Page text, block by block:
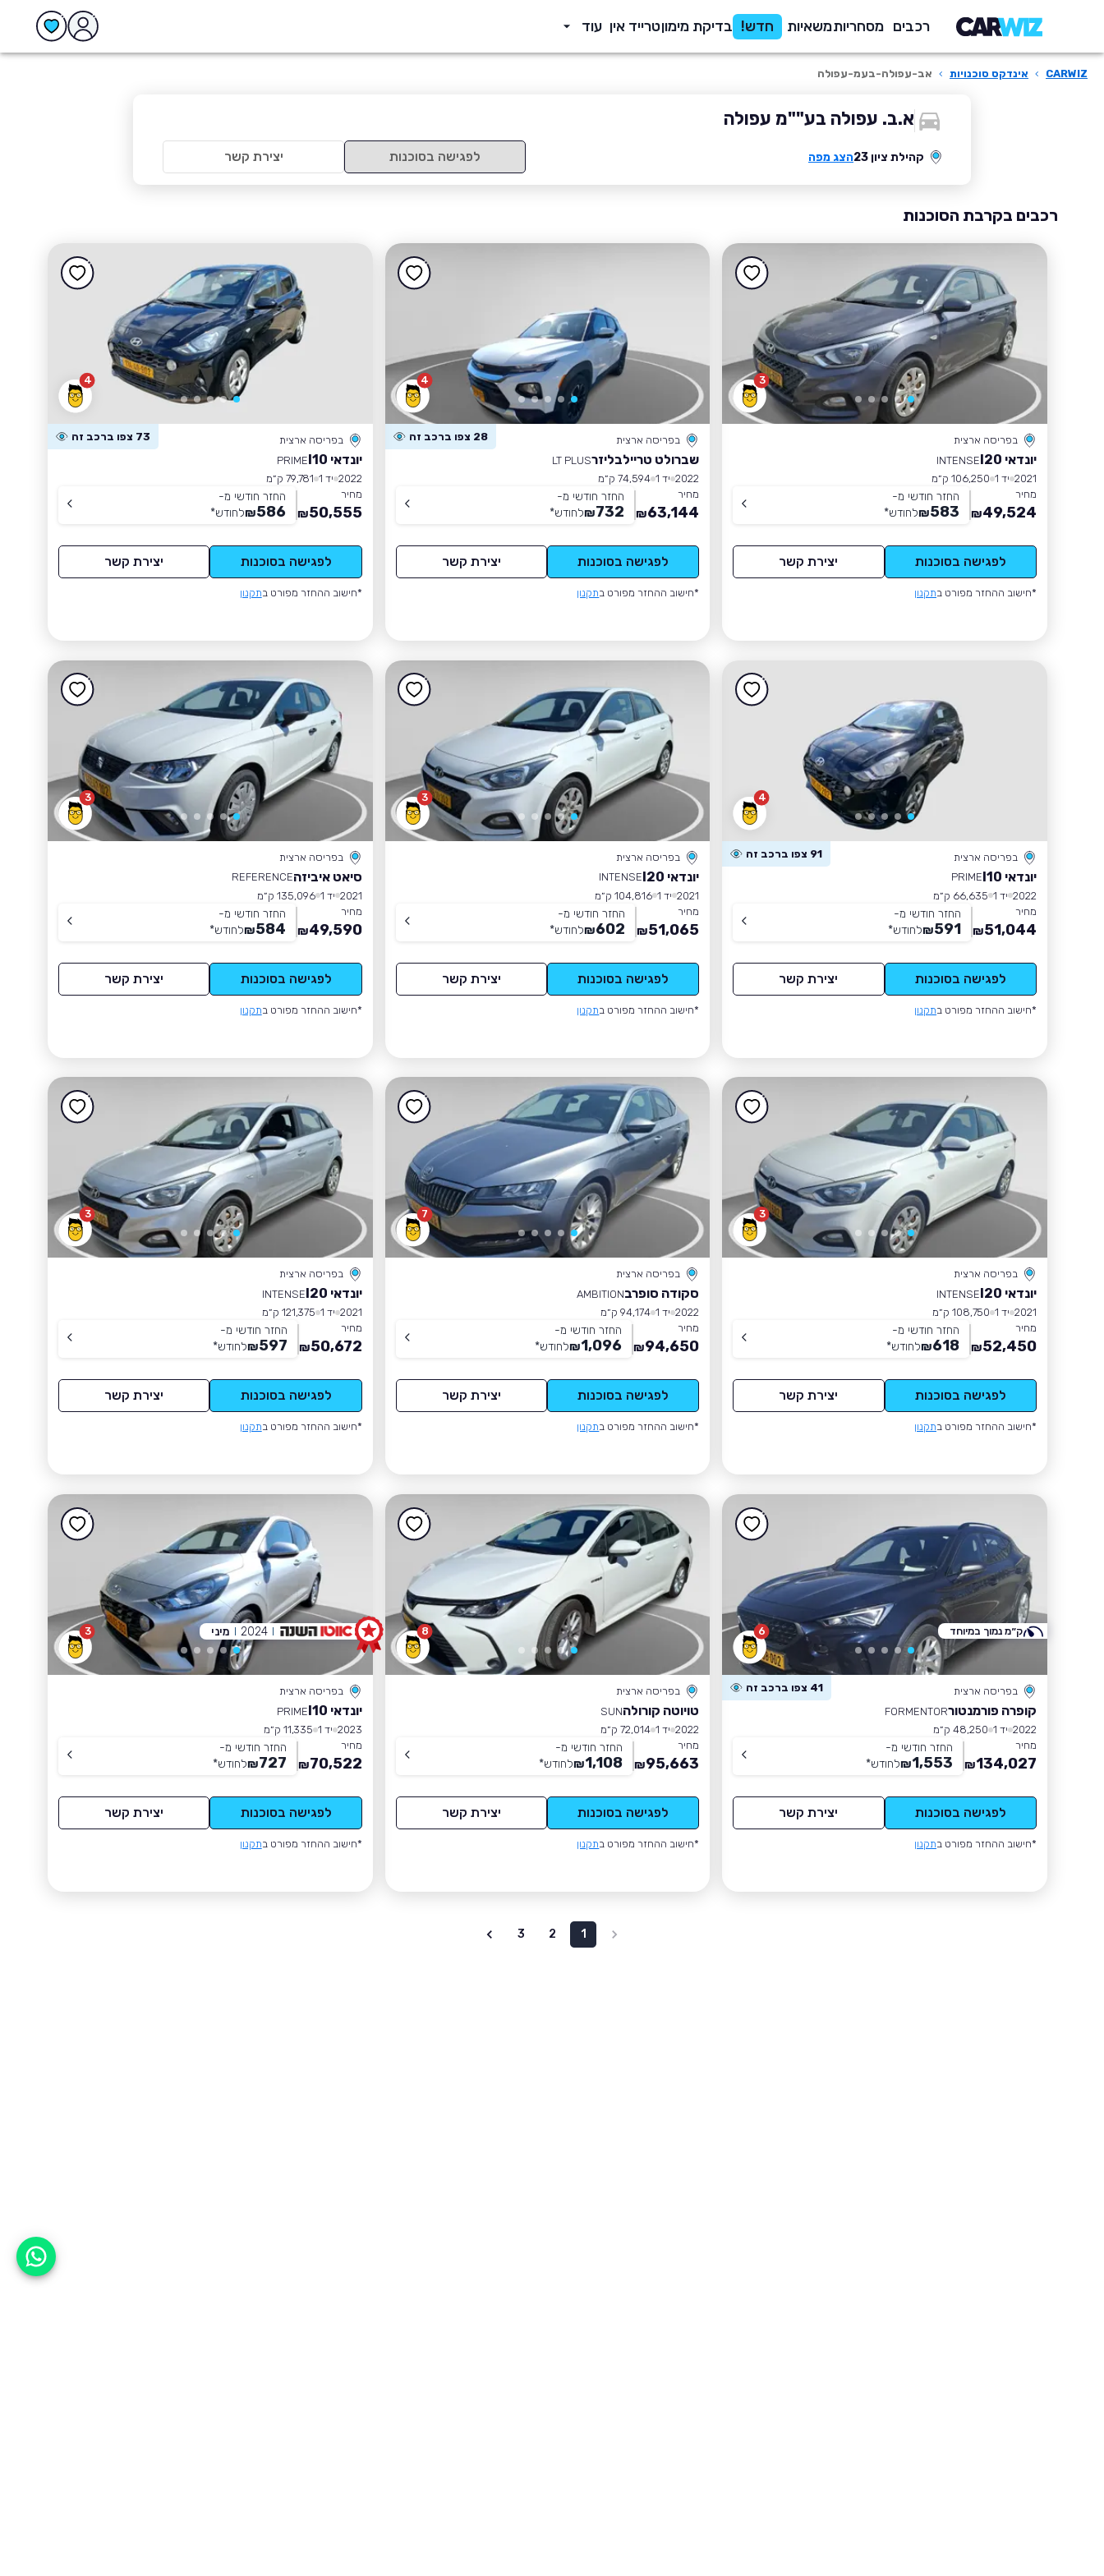
רכבים מסחריותמשאיות חדש! בדיקת מימוןטרייד אין עוד
CARWIZ
› אינדקס סוכנויות › אב-עפולה-בעמ-עפולה
א.ב. עפולה בע""מ עפולה
קהילת ציון 23 הצג מפה לפגישה בסוכנות יצירת קשר
רכבים בקרבת הסוכנות
3
בפריסה ארצית
יונדאי I20
INTENSE
2021 יד 1
106,250 ק״מ
מחיר
49,524
₪
החזר חודשי מ-
583
₪לחודש*
לפגישה בסוכנות יצירת קשר
*חישוב ההחזר מפורט בתקנון
4
בפריסה ארצית 28 צפו ברכב זה
שברולט טריילבליזרLT PLUS
2022 יד 1
74,594 ק״מ
מחיר
63,144
₪
החזר חודשי מ-
732
₪לחודש*
לפגישה בסוכנות יצירת קשר
*חישוב ההחזר מפורט בתקנון
4
בפריסה ארצית 73 צפו ברכב זה
יונדאי I10
PRIME
2022 יד 1
79,781 ק״מ
מחיר
50,555
₪
החזר חודשי מ-
586
₪לחודש*
לפגישה בסוכנות יצירת קשר
*חישוב ההחזר מפורט בתקנון
4
בפריסה ארצית 91 צפו ברכב זה
יונדאי I10
PRIME
2022 יד 1
66,635 ק״מ
מחיר
51,044
₪
החזר חודשי מ-
591
₪לחודש*
לפגישה בסוכנות יצירת קשר
*חישוב ההחזר מפורט בתקנון
3
בפריסה ארצית
יונדאי I20
INTENSE
2021 יד 1
104,816 ק״מ
מחיר
51,065
₪
החזר חודשי מ-
602
₪לחודש*
לפגישה בסוכנות יצירת קשר
*חישוב ההחזר מפורט בתקנון
3
בפריסה ארצית
סיאט איביזהREFERENCE
2021 יד 1
135,096 ק״מ
מחיר
49,590
₪
החזר חודשי מ-
584
₪לחודש*
לפגישה בסוכנות יצירת קשר
*חישוב ההחזר מפורט בתקנון
3
בפריסה ארצית
יונדאי I20
INTENSE
2021 יד 1
108,750 ק״מ
מחיר
52,450
₪
החזר חודשי מ-
618
₪לחודש*
לפגישה בסוכנות יצירת קשר
*חישוב ההחזר מפורט בתקנון
7
בפריסה ארצית
סקודה סופרבAMBITION
2022 יד 1
94,174 ק״מ
מחיר
94,650
₪
החזר חודשי מ-
1,096
₪לחודש*
לפגישה בסוכנות יצירת קשר
*חישוב ההחזר מפורט בתקנון
3
בפריסה ארצית
יונדאי I20
INTENSE
2021 יד 1
121,375 ק״מ
מחיר
50,672
₪
החזר חודשי מ-
597
₪לחודש*
לפגישה בסוכנות יצירת קשר
*חישוב ההחזר מפורט בתקנון
6
בפריסה ארצית 41 צפו ברכב זה
קופרה פורמנטורFORMENTOR
2022 יד 1
48,250 ק״מ
מחיר
134,027
₪
החזר חודשי מ-
1,553
₪לחודש*
לפגישה בסוכנות יצירת קשר
*חישוב ההחזר מפורט בתקנון
ק״מ נמוך במיוחד 8
בפריסה ארצית
טויוטה קורולהSUN
2022 יד 1
72,014 ק״מ
מחיר
95,663
₪
החזר חודשי מ-
1,108
₪לחודש*
לפגישה בסוכנות יצירת קשר
*חישוב ההחזר מפורט בתקנון
3
בפריסה ארצית
יונדאי I10
PRIME
2023 יד 1
11,335 ק״מ
מחיר
70,522
₪
החזר חודשי מ-
727
₪לחודש*
לפגישה בסוכנות יצירת קשר
*חישוב ההחזר מפורט בתקנון
2024 מיני
1
2
3
אפשר לעזור?